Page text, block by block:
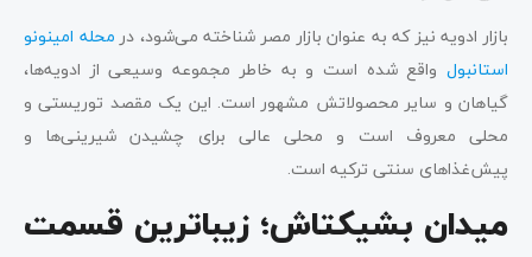
بازار ادویه نیز که به عنوان بازار مصر شناخته می‌شود، در محله امینونو
استانبول واقع شده است و به خاطر مجموعه وسیعی از ادویه‌ها،
گیاهان و سایر محصولاتش مشهور است. این یک مقصد توریستی و
محلی معروف است و محلی عالی برای چشیدن شیرینی‌ها و
پیش‌غذاهای سنتی ترکیه است.
میدان بشیکتاش؛ زیباترین قسمت